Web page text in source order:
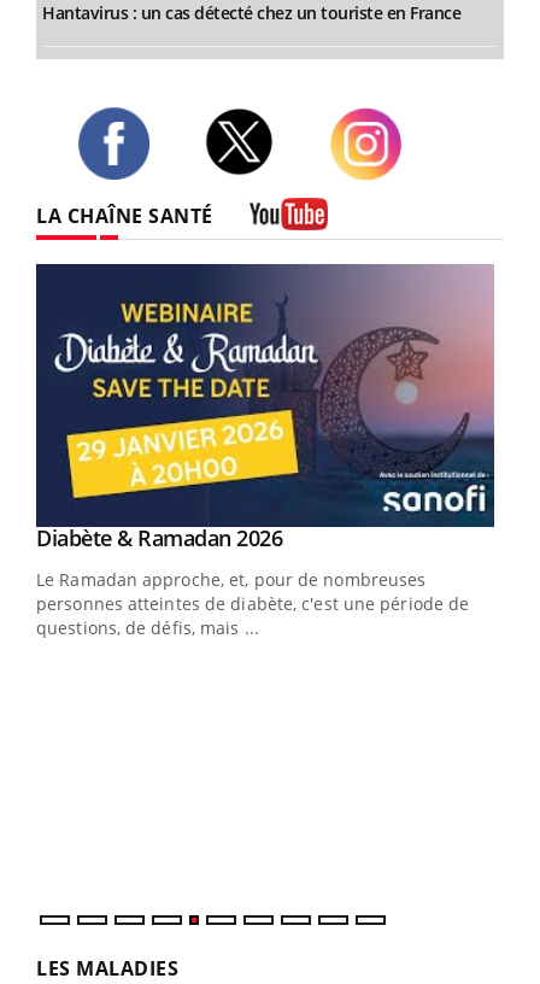
Hantavirus : un cas détecté chez un touriste en France
LA CHAÎNE SANTÉ
Youtube
Diabète & Ramadan 2026Youtube
Le Ramadan approche, et, pour de nombreuses
personnes atteintes de diabète, c'est une période de
questions, de défis, mais ...
LES MALADIES